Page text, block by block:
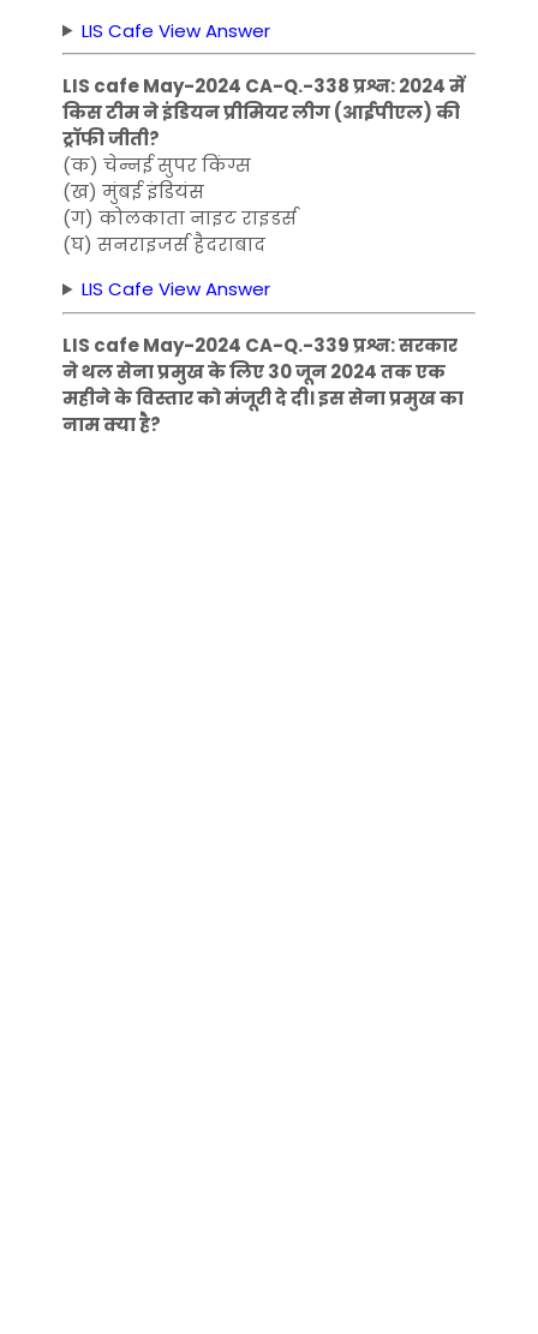
LIS Cafe View Answer
LIS cafe May-2024 CA-Q.-338 प्रश्न: 2024 में
किस टीम ने इंडियन प्रीमियर लीग (आईपीएल) की
ट्रॉफी जीती?
(क) चेन्नई सुपर किंग्स
(ख) मुंबई इंडियंस
(ग) कोलकाता नाइट राइडर्स
(घ) सनराइजर्स हैदराबाद
LIS Cafe View Answer
LIS cafe May-2024 CA-Q.-339 प्रश्न: सरकार
ने थल सेना प्रमुख के लिए 30 जून 2024 तक एक
महीने के विस्तार को मंजूरी दे दी। इस सेना प्रमुख का
नाम क्या है?